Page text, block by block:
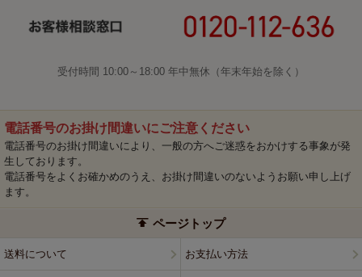
関する申請書」を弊社が受領してから１年間とします。コンテン
本ガイドライン及び別紙「商標・著作物の二次利用に関する申請
書」 は、内容が変更されることがあります。最新の情報をご確認
下さい。
以上
受付時間 10:00～18:00 年中無休（年末年始を除く）
電話番号のお掛け間違いにご注意ください
電話番号のお掛け間違いにより、一般の方へご迷惑をおかけする事象が発
生しております。
電話番号をよくお確かめのうえ、お掛け間違いのないようお願い申し上げ
ます。
ページトップ
送料について お支払い方法